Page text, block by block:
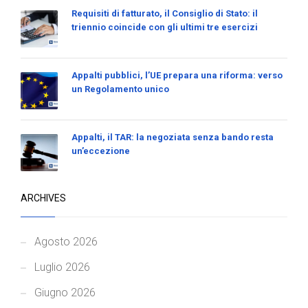
Requisiti di fatturato, il Consiglio di Stato: il
triennio coincide con gli ultimi tre esercizi
Appalti pubblici, l’UE prepara una riforma: verso
un Regolamento unico
Appalti, il TAR: la negoziata senza bando resta
un’eccezione
ARCHIVES
Agosto 2026
Luglio 2026
Giugno 2026